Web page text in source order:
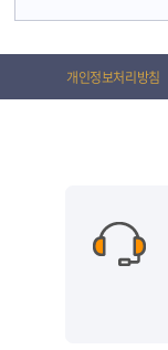
개인정보처리방침